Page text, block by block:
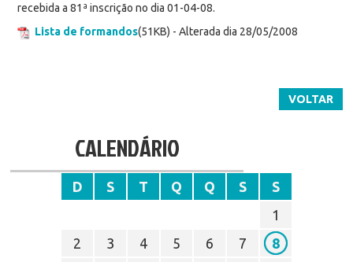
recebida a 81ª inscrição no dia 01-04-08.
Lista de formandos(51KB) - Alterada dia 28/05/2008
VOLTAR
CALENDÁRIO
D S T Q Q S
S
1
2
3 4 5 6 7
8